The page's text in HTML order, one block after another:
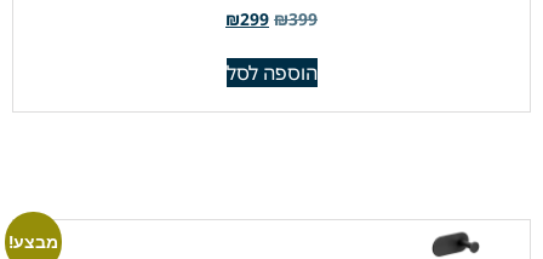
₪399
₪299
הוספה לסל
מבצע!